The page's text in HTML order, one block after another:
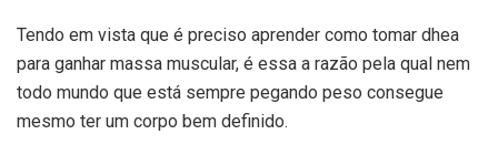
Tendo em vista que é preciso aprender como tomar dhea
para ganhar massa muscular, é essa a razão pela qual nem
todo mundo que está sempre pegando peso consegue
mesmo ter um corpo bem definido.